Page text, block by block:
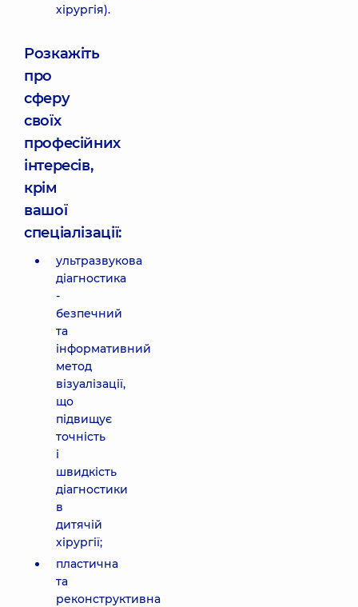
хірургія).
Розкажіть
про
сферу
своїх
професійних
інтересів,
крім
вашої
спеціалізації:
ультразвукова
діагностика
-
безпечний
та
інформативний
метод
візуалізації,
що
підвищує
точність
і
швидкість
діагностики
в
дитячій
хірургії;
пластична
та
реконструктивна